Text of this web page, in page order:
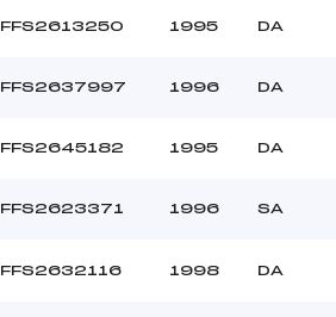
FFS2613250 1995 DA
FFS2637997 1996 DA
FFS2645182 1995 DA
FFS2623371 1996 SA
FFS2632116 1998 DA